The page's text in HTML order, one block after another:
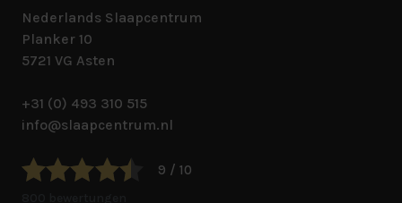
Nederlands Slaapcentrum
Planker 10
5721 VG Asten
+31 (0) 493 310 515
info@slaapcentrum.nl
9 / 10